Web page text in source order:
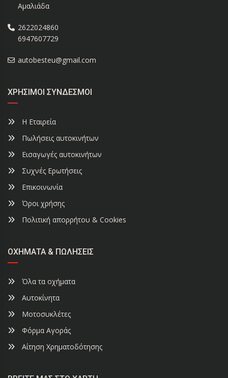
Αμαλιάδα
2622024860
6947607729
autobesteu@gmail.com
ΧΡΉΣΙΜΟΙ ΣΎΝΔΕΣΜΟΙ
Η Εταιρεία
Πωλήσεις αυτοκινήτων
Εισαγωγές αυτοκινήτων
Συχνές Ερωτήσεις
Επικοινωνία
Όροι χρήσης
Πολιτική απορρήτου & Cookies
ΟΧΉΜΑΤΑ & ΠΩΛΉΣΕΙΣ
Όλα τα οχήματα
Αυτοκίνητα
Μοτοσυκλέτες
Φόρμα Αγοράς
Αίτηση Χρηματοδότησης